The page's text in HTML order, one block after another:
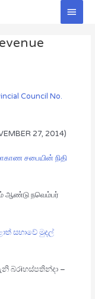
Main
Council No.
27, 2014)
சபையின் நிதி
ஆண்டு நவெம்பர்
සභාවේ මුදල්
බ්රiහස්පතින්දා –